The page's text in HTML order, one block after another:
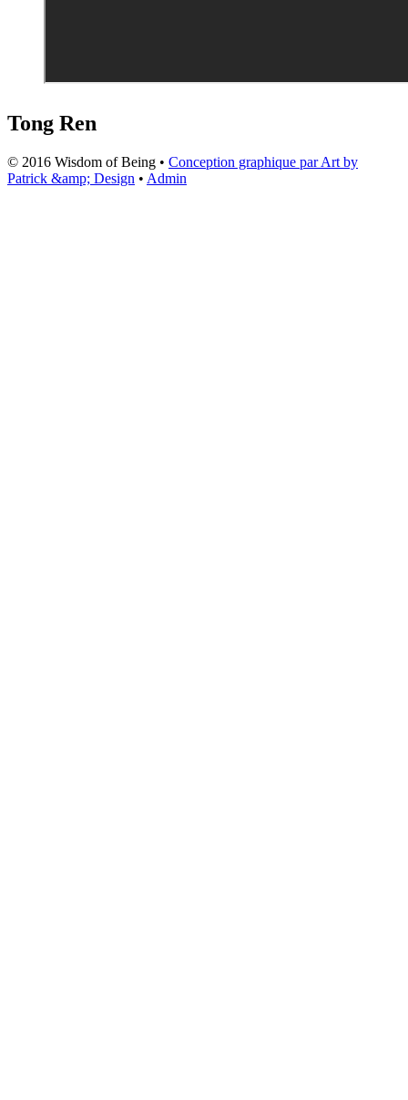
Tong Ren
© 2016 Wisdom of Being • Conception graphique par Art by
Patrick &amp; Design • Admin